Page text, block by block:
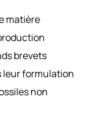
matière
brevets
leur formulation
non